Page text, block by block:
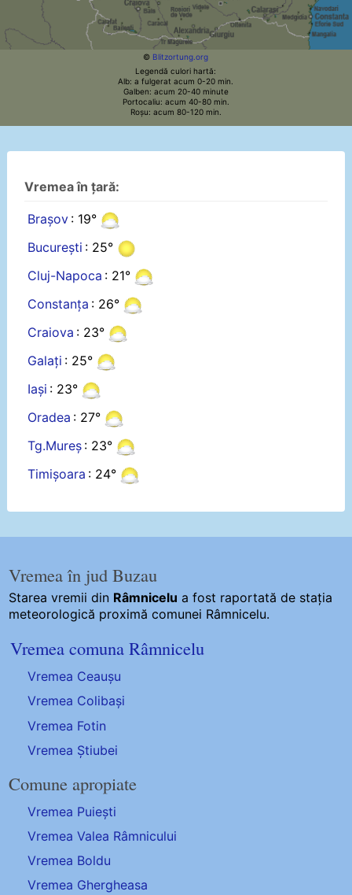
© Blitzortung.org
Legendă culori hartă:
Alb: a fulgerat acum 0-20 min.
Galben: acum 20-40 minute
Portocaliu: acum 40-80 min.
Roșu: acum 80-120 min.
Vremea în țară:
Brașov : 19°
București : 25°
Cluj-Napoca : 21°
Constanța : 26°
Craiova : 23°
Galați : 25°
Iași : 23°
Oradea : 27°
Tg.Mureș : 23°
Timișoara : 24°
Vremea în jud Buzau
Starea vremii din Râmnicelu a fost raportată de stația
meteorologică proximă comunei Râmnicelu.
Vremea comuna Râmnicelu
Vremea Ceaușu
Vremea Colibași
Vremea Fotin
Vremea Știubei
Comune apropiate
Vremea Puiești
Vremea Valea Râmnicului
Vremea Boldu
Vremea Ghergheasa